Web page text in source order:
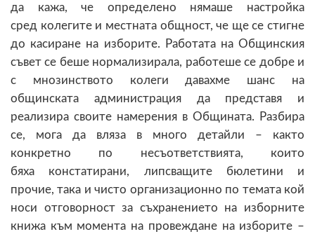
да кажа, че определено нямаше настройка
сред колегите и местната общност, че ще се стигне
до касиране на изборите. Работата на Общинския
съвет се беше нормализирала, работеше се добре и
с мнозинството колеги давахме шанс на
общинската администрация да представя и
реализира своите намерения в Общината. Разбира
се, мога да вляза в много детайли – както
конкретно по несъответствията, които
бяха констатирани, липсващите бюлетини и
прочие, така и чисто организационно по темата кой
носи отговорност за съхранението на изборните
книжа към момента на провеждане на изборите –